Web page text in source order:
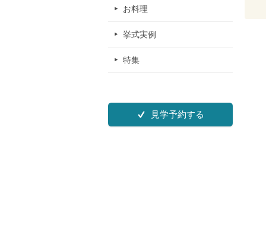
お料理
挙式実例
特集
見学予約する